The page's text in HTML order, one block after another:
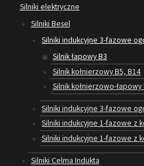
Silniki elektryczne
Silniki Besel
Silniki indukcyjne 3-fazowe
Silnik łapowy B3
Silnik kołnierzowy B5, B14
Silnik kołnierzowo-łapowy
Silniki indukcyjne 3-fazowe
Silniki indukcyjne 1-fazowe z
Silniki indukcyjne 1-fazowe z
Silniki Celma Indukta